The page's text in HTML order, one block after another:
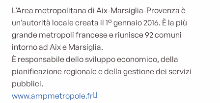
L’Area metropolitana di Aix-Marsiglia-Provenza è
un’autorità locale creata il 1° gennaio 2016. È la più
grande metropoli francese e riunisce 92 comuni
intorno ad Aix e Marsiglia.
È responsabile dello sviluppo economico, della
pianificazione regionale e della gestione dei servizi
pubblici.
www.ampmetropole.fr